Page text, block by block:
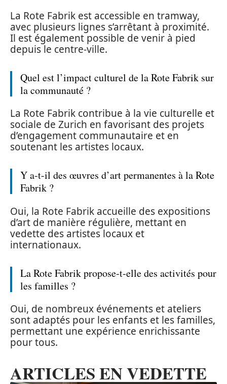
La Rote Fabrik est accessible en tramway,
avec plusieurs lignes s’arrêtant à proximité.
Il est également possible de venir à pied
depuis le centre-ville.
Quel est l’impact culturel de la Rote Fabrik sur
la communauté ?
La Rote Fabrik contribue à la vie culturelle et
sociale de Zurich en favorisant des projets
d’engagement communautaire et en
soutenant les artistes locaux.
Y a-t-il des œuvres d’art permanentes à la Rote
Fabrik ?
Oui, la Rote Fabrik accueille des expositions
d’art de manière régulière, mettant en
vedette des artistes locaux et
internationaux.
La Rote Fabrik propose-t-elle des activités pour
les familles ?
Oui, de nombreux événements et ateliers
sont adaptés pour les enfants et les familles,
permettant une expérience enrichissante
pour tous.
ARTICLES EN VEDETTE